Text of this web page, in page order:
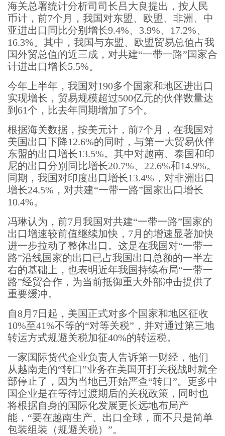
海关总署统计分析司司长吕大良提出，按人民
币计，前7个月，我国对东盟、欧盟、非洲、中
亚进出口同比分别增长9.4%、3.9%、17.2%、
16.3%。其中，我国与东盟、欧盟贸易总值占我
国外贸总值的近三成，对共建“一带一路”国家合
计进出口增长5.5%。
今年上半年，我国对190多个国家和地区进出口
实现增长，贸易规模超过500亿元的伙伴数量达
到61个，比去年同期增加了5个。
根据海关数据，按美元计，前7个月，在我国对
美国出口下降12.6%的同时，与第一大贸易伙伴
东盟的出口增长13.5%。其中对越南、泰国和印
尼的出口分别同比增长20.7%、22.6%和14.9%。
同期，我国对印度出口增长13.4%，对非洲出口
增长24.5%，对共建“一带一路”国家出口增长
10.4%。
冯琳认为，前7月我国对共建“一带一路”国家的
出口增速较前值继续加快，7月的增速显著加快
进一步拉动了整体出口。这是在我国对“一带一
路”沿线国家的出口已占我国出口总额的一半左
右的基础上，也表明近年我国持续布局“一带一
路”经贸合作，为当前抵御重大外部冲击提供了
重要缓冲。
自8月7日起，美国正式对多个国家和地区征收
10%至41%不等的“对等关税”，并对通过第三地
转运方式规避关税加征40%的转运税。
一家国际货代企业负责人告诉第一财经，他们
从越南走的“转口”业务在美国开打关税战时就全
部停止了，因为当地已开始严查“转口”。更多中
国企业是在等待过渡期后的关税政策，同时也
将根据自身的国际化发展更长远地布局产
能，“要在越南生产、出口全球，而不只是简单
包装组装（规避关税）”。